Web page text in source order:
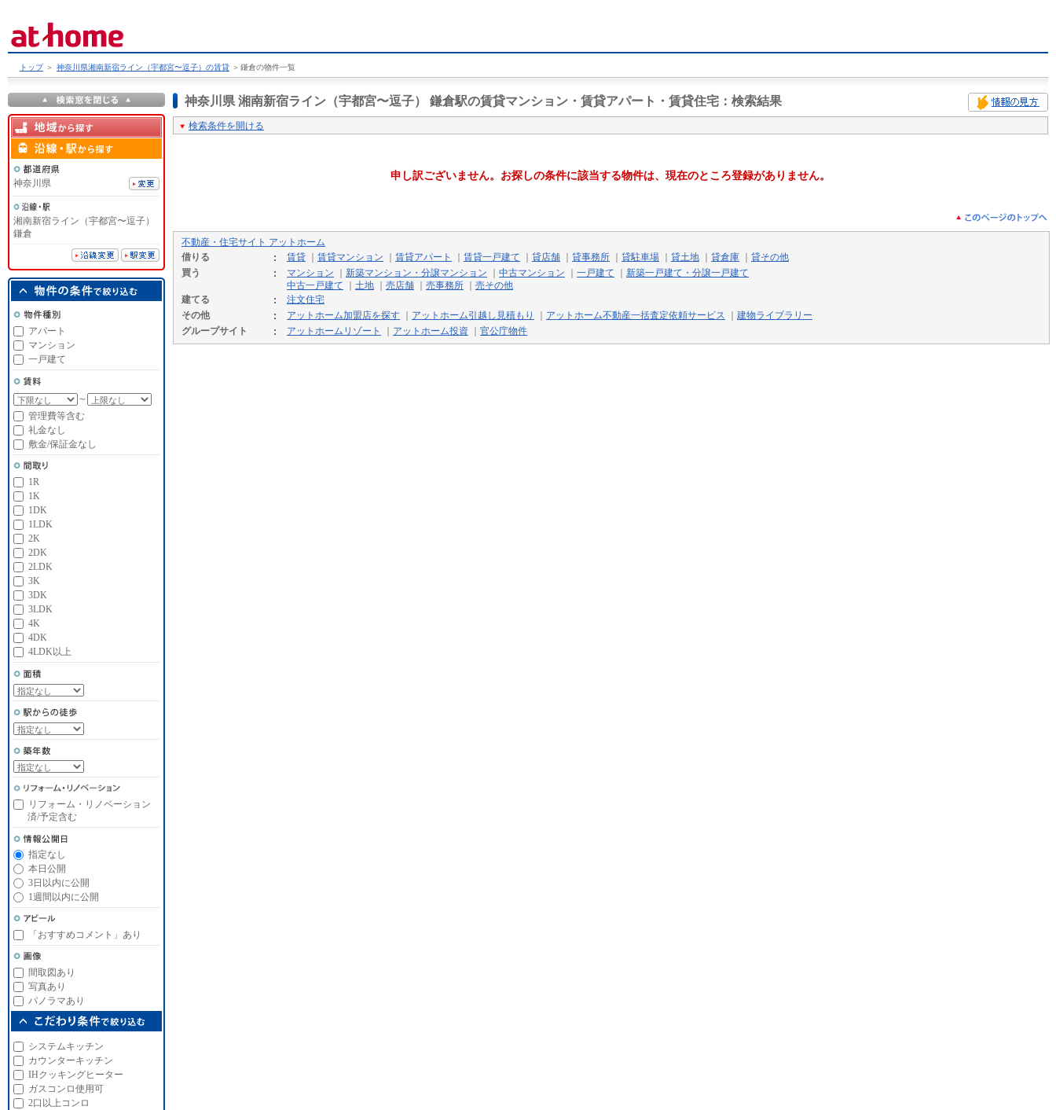
トップ ＞ 神奈川県湘南新宿ライン（宇都宮〜逗子）の賃貸 ＞ 鎌倉の物件一覧
神奈川県 湘南新宿ライン（宇都宮〜逗子） 鎌倉駅の賃貸マンション・賃貸アパート・賃貸住宅 ：検索結果
検索条件を開ける
申し訳ございません。お探しの条件に該当する物件は、現在のところ登録がありません。
不動産・住宅サイト アットホーム
借りる
賃貸 賃貸マンション 賃貸アパート 賃貸一戸建て 貸店舗 貸事務所 貸駐車場 貸土地 貸倉庫
貸その他
買う
マンション 新築マンション・分譲マンション 中古マンション 一戸建て
新築一戸建て・分譲一戸建て
中古一戸建て
土地 売店舗 売事務所
売その他
建てる
注文住宅
その他
アットホーム加盟店を探す アットホーム引越し見積もり アットホーム不動産一括査定依頼サービス
建物ライブラリー
グループサイト
アットホームリゾート アットホーム投資 官公庁物件
神奈川県
湘南新宿ライン（宇都宮〜逗子）
鎌倉
アパート
マンション
一戸建て
～
管理費等含む
礼金なし
敷金/保証金なし
1R
1K
1DK
1LDK
2K
2DK
2LDK
3K
3DK
3LDK
4K
4DK
4LDK以上
リフォーム・リノベーション
済/予定含む
指定なし
本日公開
3日以内に公開
1週間以内に公開
「おすすめコメント」あり
間取図あり
写真あり
パノラマあり
システムキッチン
カウンターキッチン
IHクッキングヒーター
ガスコンロ使用可
2口以上コンロ